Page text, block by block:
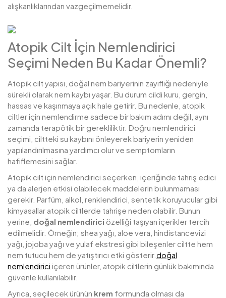
alışkanlıklarından vazgeçilmemelidir.
Atopik Cilt İçin Nemlendirici
Seçimi Neden Bu Kadar Önemli?
Atopik cilt yapısı, doğal nem bariyerinin zayıflığı nedeniyle
sürekli olarak nem kaybı yaşar. Bu durum cildi kuru, gergin,
hassas ve kaşınmaya açık hale getirir. Bu nedenle, atopik
ciltler için nemlendirme sadece bir bakım adımı değil, aynı
zamanda terapötik bir gerekliliktir. Doğru nemlendirici
seçimi, ciltteki su kaybını önleyerek bariyerin yeniden
yapılandırılmasına yardımcı olur ve semptomların
hafiflemesini sağlar.
Atopik cilt için nemlendirici seçerken, içeriğinde tahriş edici
ya da alerjen etkisi olabilecek maddelerin bulunmaması
gerekir. Parfüm, alkol, renklendirici, sentetik koruyucular gibi
kimyasallar atopik ciltlerde tahrişe neden olabilir. Bunun
yerine, doğal nemlendirici özelliği taşıyan içerikler tercih
edilmelidir. Örneğin; shea yağı, aloe vera, hindistancevizi
yağı, jojoba yağı ve yulaf ekstresi gibi bileşenler ciltte hem
nem tutucu hem de yatıştırıcı etki gösterir. doğal
nemlendirici içeren ürünler, atopik ciltlerin günlük bakımında
güvenle kullanılabilir.
Ayrıca, seçilecek ürünün krem formunda olması da